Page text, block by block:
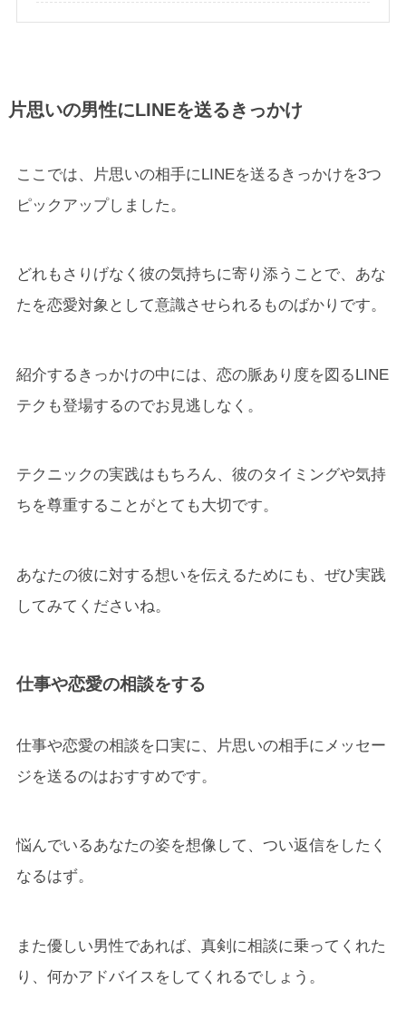
片思いの男性にLINEを送るきっかけ
ここでは、片思いの相手にLINEを送るきっかけを3つ
ピックアップしました。
どれもさりげなく彼の気持ちに寄り添うことで、あな
たを恋愛対象として意識させられるものばかりです。
紹介するきっかけの中には、恋の脈あり度を図るLINE
テクも登場するのでお見逃しなく。
テクニックの実践はもちろん、彼のタイミングや気持
ちを尊重することがとても大切です。
あなたの彼に対する想いを伝えるためにも、ぜひ実践
してみてくださいね。
仕事や恋愛の相談をする
仕事や恋愛の相談を口実に、片思いの相手にメッセー
ジを送るのはおすすめです。
悩んでいるあなたの姿を想像して、つい返信をしたく
なるはず。
また優しい男性であれば、真剣に相談に乗ってくれた
り、何かアドバイスをしてくれるでしょう。